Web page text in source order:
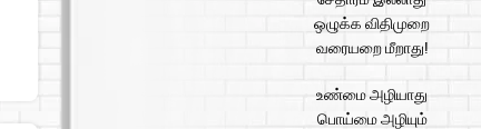
ஒழுக்க விதிமுறை
வரையறை மீறாது!
உண்மை அழியாது
பொய்மை அழியும்